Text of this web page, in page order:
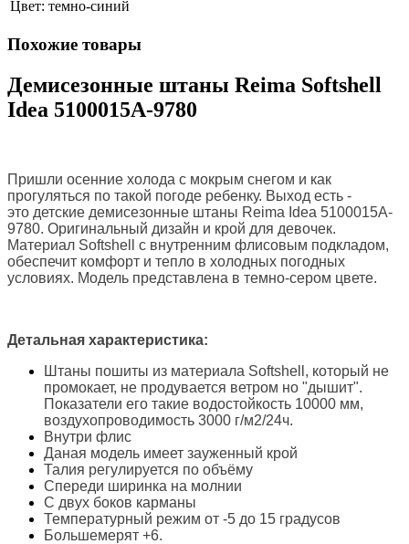
Цвет: темно-синий
Похожие товары
Демисезонные штаны Reima Softshell
Idea 5100015A-9780
Пришли осенние холода с мокрым снегом и как
прогуляться по такой погоде ребенку. Выход есть -
это детские демисезонные штаны Reima Idea 5100015A-
9780. Оригинальный дизайн и крой для девочек.
Материал Softshell с внутренним флисовым подкладом,
обеспечит комфорт и тепло в холодных погодных
условиях. Модель представлена в темно-сером цвете.
Детальная характеристика:
Штаны пошиты из материала Softshell, который не
промокает, не продувается ветром но "дышит".
Показатели его такие водостойкость 10000 мм,
воздухопроводимость 3000 г/м2/24ч.
Внутри флис
Даная модель имеет зауженный крой
Талия регулируется по объёму
Спереди ширинка на молнии
С двух боков карманы
Температурный режим от -5 до 15 градусов
Большемерят +6.